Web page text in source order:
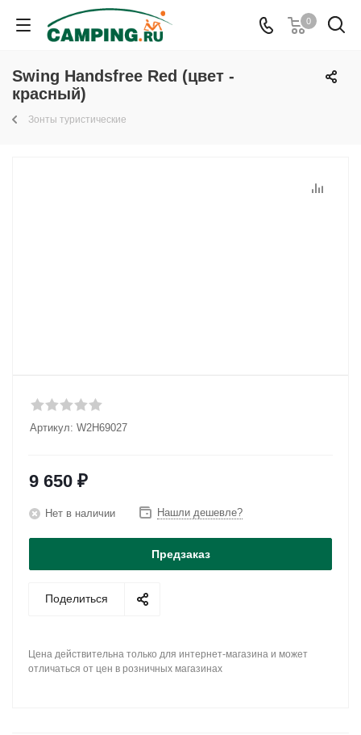
0
Swing Handsfree Red (цвет -
красный)
Зонты туристические
Артикул: W2H69027
9 650 ₽
Нет в наличии Нашли дешевле?
Предзаказ
Поделиться
Цена действительна только для интернет-магазина и может
отличаться от цен в розничных магазинах